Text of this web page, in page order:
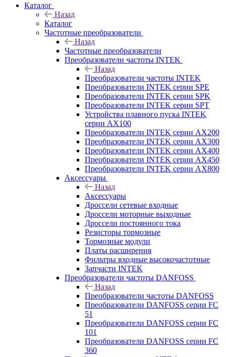
Каталог
Назад
Каталог
Частотные преобразователи
Назад
Частотные преобразователи
Преобразователи частоты INTEK
Назад
Преобразователи частоты INTEK
Преобразователи INTEK серии SPE
Преобразователи INTEK серии SPK
Преобразователи INTEK серии SPT
Устройства плавного пуска INTEK
серии AX100
Преобразователи INTEK серии AX200
Преобразователи INTEK серии AX300
Преобразователи INTEK серии AX400
Преобразователи INTEK серии AX450
Преобразователи INTEK серии AX800
Аксессуары
Назад
Аксессуары
Дроссели сетевые входные
Дроссели моторные выходные
Дроссели постоянного тока
Резисторы тормозные
Тормозные модули
Платы расширения
Фильтры входные высокочастотные
Запчасти INTEK
Преобразователи частоты DANFOSS
Назад
Преобразователи частоты DANFOSS
Преобразователи DANFOSS серии FC
51
Преобразователи DANFOSS серии FC
101
Преобразователи DANFOSS серии FC
360